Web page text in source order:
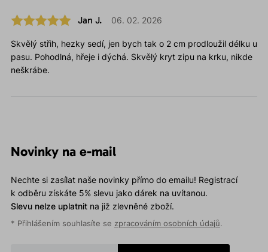
Jan J. 06. 02. 2026
Skvělý střih, hezky sedí, jen bych tak o 2 cm prodloužil délku u
pasu. Pohodlná, hřeje i dýchá. Skvělý kryt zipu na krku, nikde
neškrábe.
Novinky na e-mail
Nechte si zasílat naše novinky přímo do emailu! Registrací
k odběru získáte 5% slevu jako dárek na uvítanou.
Slevu nelze uplatnitna již zlevněné zboží.
* Přihlášením souhlasíte se zpracováním osobních údajů.